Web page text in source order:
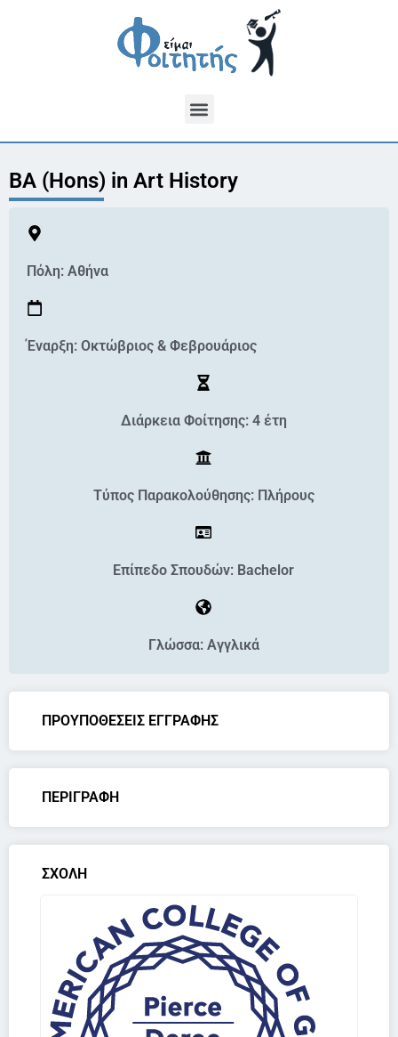
BA (Hons) in Art History
Πόλη: Αθήνα
Έναρξη: Οκτώβριος & Φεβρουάριος
Διάρκεια Φοίτησης: 4 έτη
Τύπος Παρακολούθησης: Πλήρους
Επίπεδο Σπουδών: Bachelor
Γλώσσα: Αγγλικά
ΠΡΟΥΠΟΘΕΣΕΙΣ ΕΓΓΡΑΦΗΣ
ΠΕΡΙΓΡΑΦΗ
ΣΧΟΛΗ